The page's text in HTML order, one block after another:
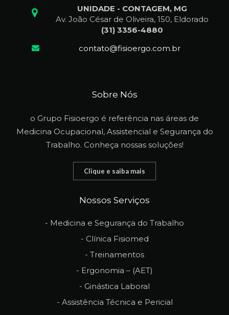
UNIDADE - CONTAGEM, MG
Av. João César de Oliveira, 150, Eldorado
(31) 3356-4880
contato@fisioergo.com.br
Sobre Nós
o Grupo Fisioergo é referência nas áreas de
Medicina Ocupacional, Assistencial e Segurança do
Trabalho. Conheça nossas soluções!
Clique e saiba mais
Nossos Serviços
- Medicina e Segurança do Trabalho
- Clínica Fisiomed
- Treinamentos
- Ergonomia – (AET)
- Ginástica Laboral
- Assistência Técnica e Pericial